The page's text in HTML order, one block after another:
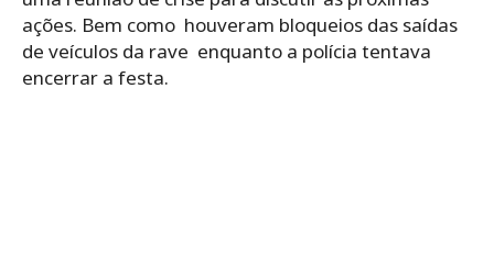
ações. Bem como houveram bloqueios das saídas
de veículos da rave enquanto a polícia tentava
encerrar a festa.